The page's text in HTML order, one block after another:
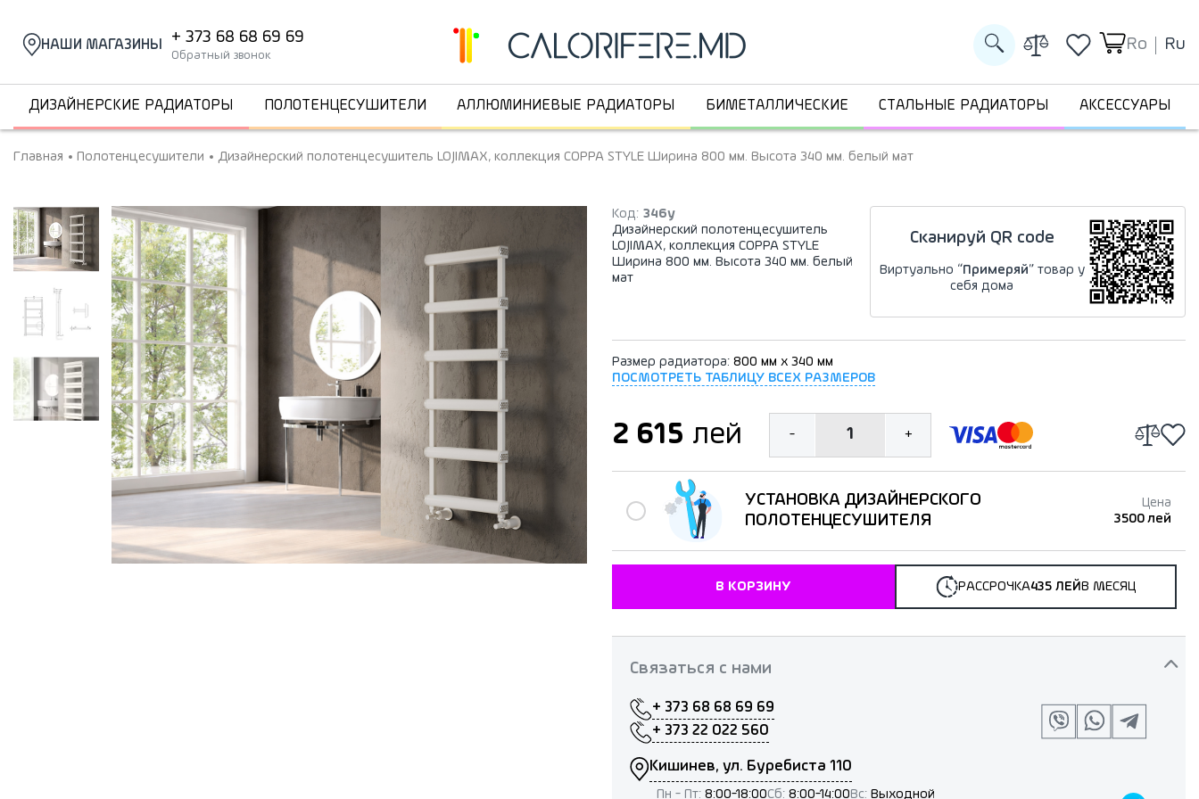
НАШИ МАГАЗИНЫ + 373 68 68 69 69
Обратный звонок
Ro Ru
ДИЗАЙНЕРСКИЕ РАДИАТОРЫ ПОЛОТЕНЦЕСУШИТЕЛИ АЛЛЮМИНИЕВЫЕ РАДИАТОРЫ БИМЕТАЛЛИЧЕСКИЕ СТАЛЬНЫЕ РАДИАТОРЫ АКСЕССУАРЫ
Главная Полотенцесушители Дизайнерский полотенцесушитель LOJIMAX, коллекция COPPA STYLE Ширина 800 мм. Высота 340 мм. белый мат
Код: 346y
Дизайнерский полотенцесушитель
LOJIMAX, коллекция COPPA STYLE
Ширина 800 мм. Высота 340 мм. белый
мат
Сканируй QR code
Виртуально “Примеряй” товар у
себя дома
Размер радиатора: 800 мм x 340 мм
ПОСМОТРЕТЬ ТАБЛИЦУ ВСЕХ РАЗМЕРОВ
2 615 лей - 1 +
УСТАНОВКА ДИЗАЙНЕРСКОГО
ПОЛОТЕНЦЕСУШИТЕЛЯ
Цена
3500 лей
В КОРЗИНУ РАССРОЧКА435 ЛЕЙВ МЕСЯЦ
Связаться с нами
+ 373 68 68 69 69
+ 373 22 022 560
Кишинев, ул. Буребиста 110
Пн - Пт: 8:00-18:00Сб: 8:00-14:00Вс: Выходной